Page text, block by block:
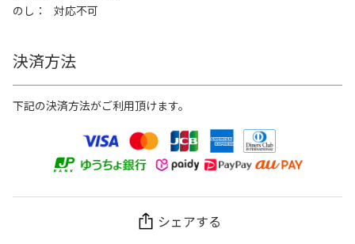
のし
対応不可
決済方法
下記の決済方法がご利用頂けます。
シェアする